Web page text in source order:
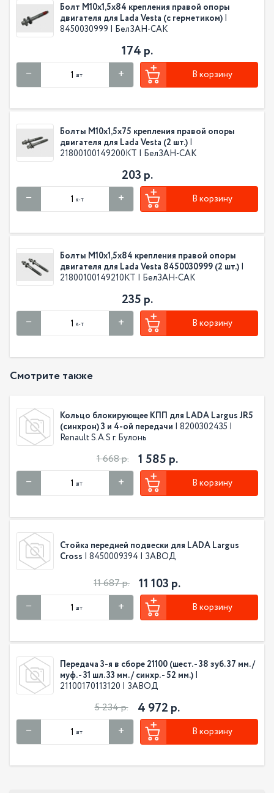
Болт М10х1,5х84 крепления правой опоры
двигателя для Lada Vesta (с герметиком) |
8450030999 | БелЗАН-САК
174 р.
шт В корзину
Болты М10х1,5х75 крепления правой опоры
двигателя для Lada Vesta (2 шт.) |
21800100149200КТ | БелЗАН-САК
203 р.
к-т В корзину
Болты М10х1,5х84 крепления правой опоры
двигателя для Lada Vesta 8450030999 (2 шт.) |
21800100149210КТ | БелЗАН-САК
235 р.
к-т В корзину
Смотрите также
Кольцо блокирующее КПП для LADA Largus JR5
(синхрон) 3 и 4-ой передачи | 8200302435 |
Renault S.A.S г. Булонь
1 668 р. 1 585 р.
шт В корзину
Стойка передней подвески для LADA Largus
Cross | 8450009394 | ЗАВОД
11 687 р. 11 103 р.
шт В корзину
Передача 3-я в сборе 21100 (шест. - 38 зуб. 37 мм. /
муф. - 31 шл. 33 мм. / синхр. - 52 мм.) |
21100170113120 | ЗАВОД
5 234 р. 4 972 р.
шт В корзину